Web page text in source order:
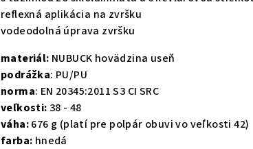
reflexná aplikácia na zvršku
vodeodolná úprava zvršku
materiál: NUBUCK hovädzina useň
podrážka: PU/PU
norma: EN 20345:2011 S3 CI SRC
veľkosti: 38 - 48
váha:676 g (platí pre polpár obuvi vo veľkosti 42)
farba: hnedá